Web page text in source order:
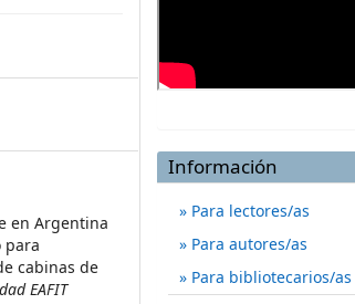
en Argentina
para
cabinas de
EAFIT
Información
Para lectores/as
Para autores/as
Para bibliotecarios/as